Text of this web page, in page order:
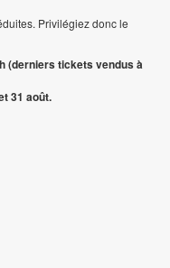
Privilégiez donc le
(derniers tickets vendus à
31 août.